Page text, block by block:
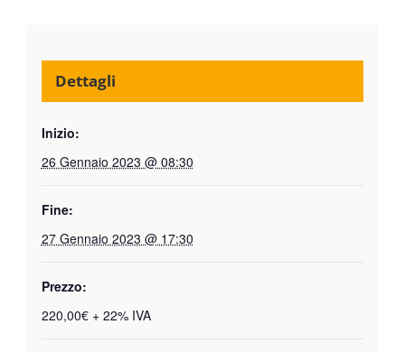
Dettagli
Inizio:
26 Gennaio 2023 @ 08:30
Fine:
27 Gennaio 2023 @ 17:30
Prezzo:
220,00€ + 22% IVA